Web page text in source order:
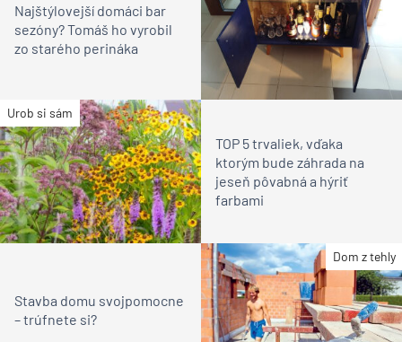
Najštýlovejší domáci bar
sezóny? Tomáš ho vyrobil
zo starého perináka
Urob si sám
TOP 5 trvaliek, vďaka
ktorým bude záhrada na
jeseň pôvabná a hýriť
farbami
Dom z tehly
Stavba domu svojpomocne
– trúfnete si?